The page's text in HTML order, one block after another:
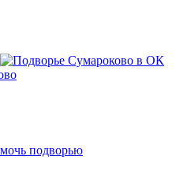
подворью